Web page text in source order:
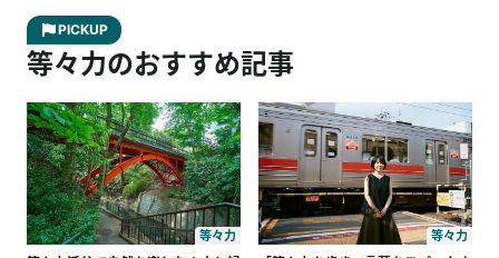
PICKUP
等々力のおすすめ記事
等々力 等々力